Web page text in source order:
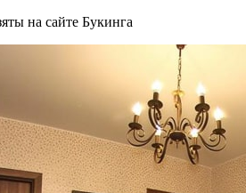
на сайте Букинга